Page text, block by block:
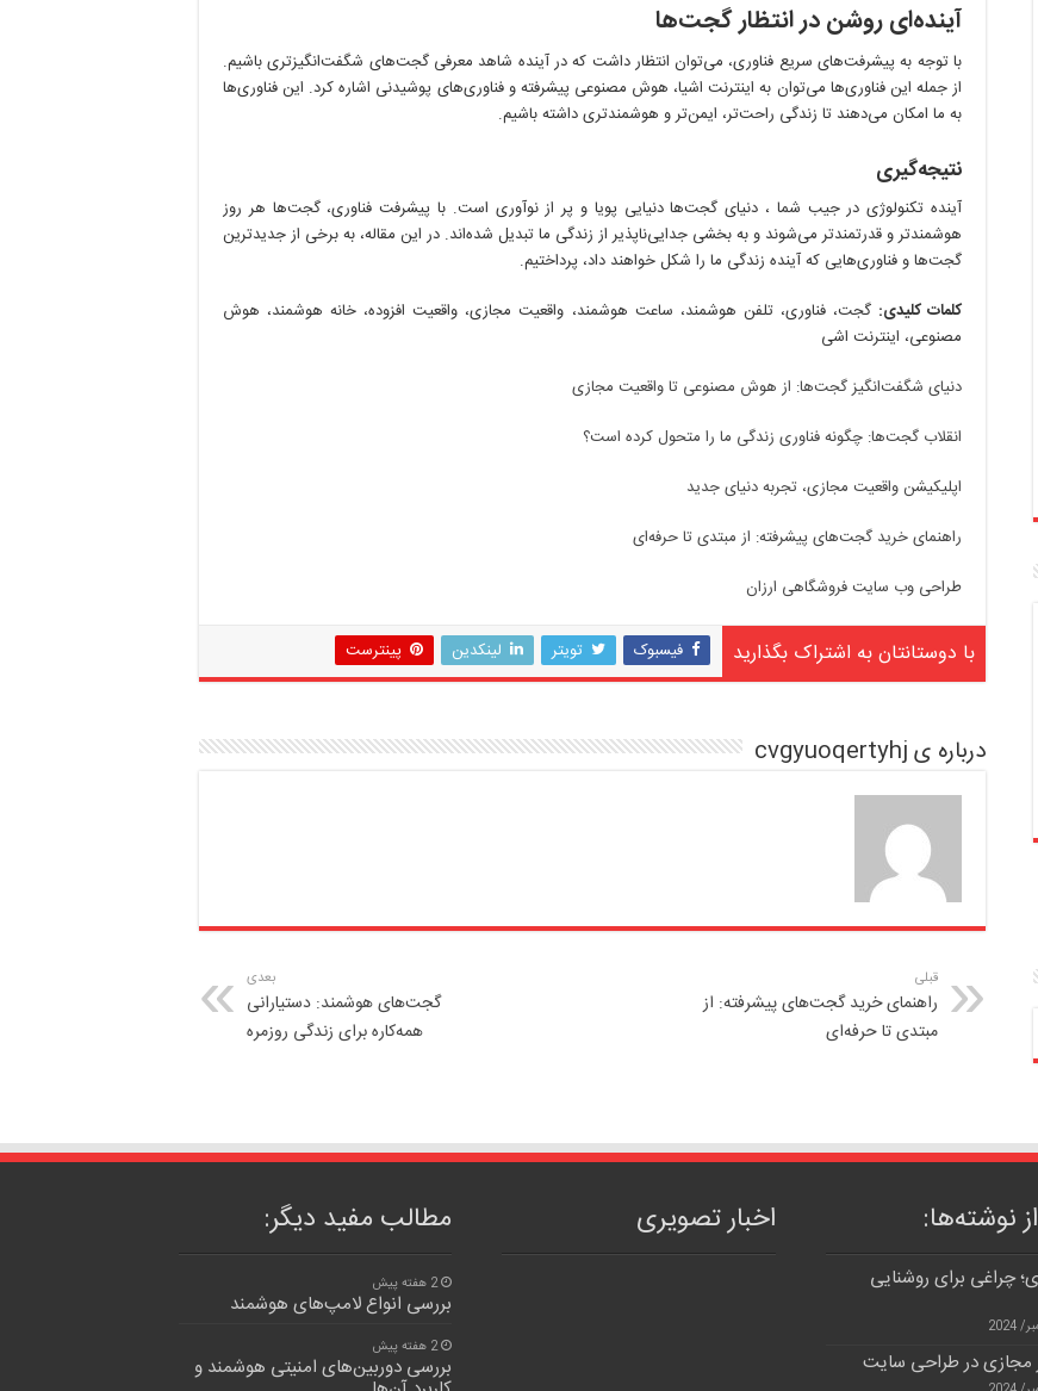
آینده‌ای روشن در انتظار گجت‌ها
با توجه به پیشرفت‌های سریع فناوری، می‌توان انتظار داشت که در آینده شاهد معرفی گجت‌های شگفت‌انگیزتری باشیم.
از جمله این فناوری‌ها می‌توان به اینترنت اشیا، هوش مصنوعی پیشرفته و فناوری‌های پوشیدنی اشاره کرد. این فناوری‌ها
به ما امکان می‌دهند تا زندگی راحت‌تر، ایمن‌تر و هوشمندتری داشته باشیم.
نتیجه‌گیری
آینده تکنولوژی در جیب شما ، دنیای گجت‌ها دنیایی پویا و پر از نوآوری است. با پیشرفت فناوری، گجت‌ها هر روز
هوشمندتر و قدرتمندتر می‌شوند و به بخشی جدایی‌ناپذیر از زندگی ما تبدیل شده‌اند. در این مقاله، به برخی از جدیدترین
گجت‌ها و فناوری‌هایی که آینده زندگی ما را شکل خواهند داد، پرداختیم.
کلمات کلیدی: گجت، فناوری، تلفن هوشمند، ساعت هوشمند، واقعیت مجازی، واقعیت افزوده، خانه هوشمند، هوش
مصنوعی، اینترنت اشی
دنیای شگفت‌انگیز گجت‌ها: از هوش مصنوعی تا واقعیت مجازی
انقلاب گجت‌ها: چگونه فناوری زندگی ما را متحول کرده است؟
اپلیکیشن واقعیت مجازی، تجربه دنیای جدید
راهنمای خرید گجت‌های پیشرفته: از مبتدی تا حرفه‌ای
طراحی وب سایت فروشگاهی ارزان
با دوستانتان به اشتراک بگذارید فیسبوک تویتر لینکدین پینترست
درباره ی cvgyuoqertyhj
قبلی
راهنمای خرید گجت‌های پیشرفته: از
مبتدی تا حرفه‌ای
بعدی
گجت‌های هوشمند: دستیارانی
همه‌کاره برای زندگی روزمره
نوشته‌ها:
چراغی برای روشنایی
مجازی در طراحی سایت
اخبار تصویری مطالب مفید دیگر:
2 هفته پیش
بررسی انواع لامپ‌های هوشمند
2 هفته پیش
بررسی دوربین‌های امنیتی هوشمند و